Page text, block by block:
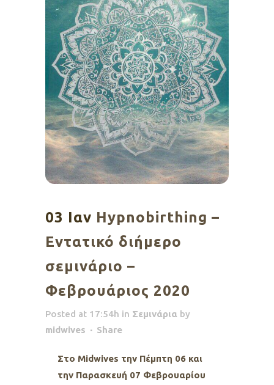
03 Ιαν Hypnobirthing –
Εντατικό διήμερο
σεμινάριο –
Φεβρουάριος 2020
Posted at 17:54h in Σεμινάρια by
midwives
Share
Στο Midwives την Πέμπτη 06 και
την Παρασκευή 07 Φεβρουαρίου